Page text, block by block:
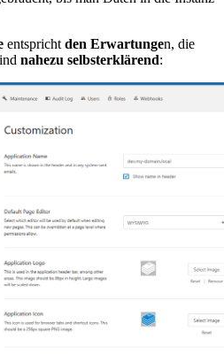
entspricht den Erwartungen, die
nahezu selbsterklärend: